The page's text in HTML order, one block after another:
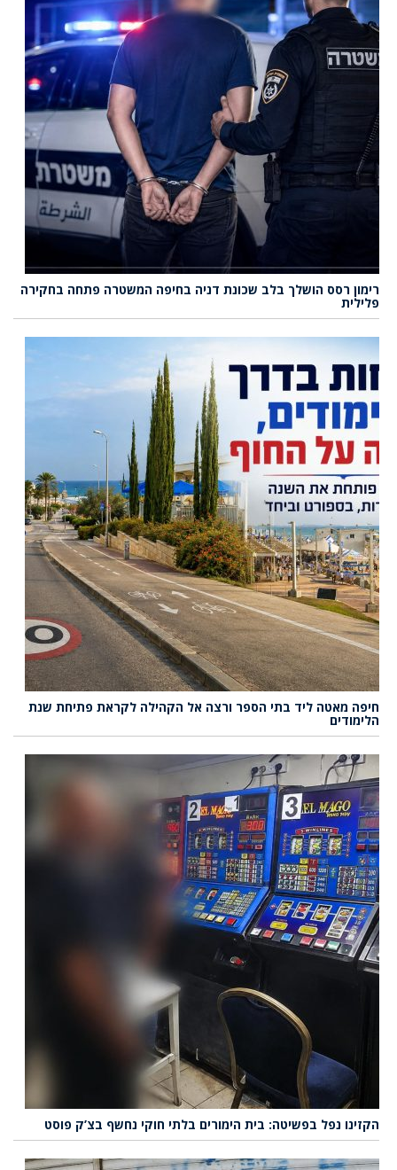
רימון רסס הושלך בלב שכונת דניה בחיפה המשטרה פתחה בחקירה
פלילית
חיפה מאטה ליד בתי הספר ורצה אל הקהילה לקראת פתיחת שנת
הלימודים
הקזינו נפל בפשיטה: בית הימורים בלתי חוקי נחשף בצ’ק פוסט